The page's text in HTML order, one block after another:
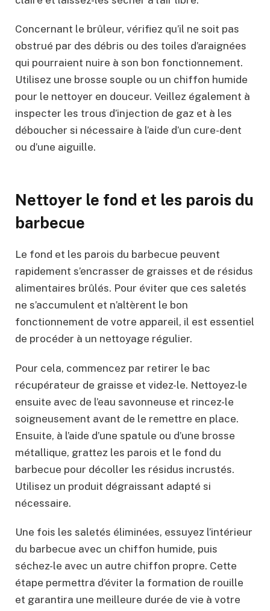
Concernant le brûleur, vérifiez qu’il ne soit pas
obstrué par des débris ou des toiles d’araignées
qui pourraient nuire à son bon fonctionnement.
Utilisez une brosse souple ou un chiffon humide
pour le nettoyer en douceur. Veillez également à
inspecter les trous d’injection de gaz et à les
déboucher si nécessaire à l’aide d’un cure-dent
ou d’une aiguille.
Nettoyer le fond et les parois du
barbecue
Le fond et les parois du barbecue peuvent
rapidement s’encrasser de graisses et de résidus
alimentaires brûlés. Pour éviter que ces saletés
ne s’accumulent et n’altèrent le bon
fonctionnement de votre appareil, il est essentiel
de procéder à un nettoyage régulier.
Pour cela, commencez par retirer le bac
récupérateur de graisse et videz-le. Nettoyez-le
ensuite avec de l’eau savonneuse et rincez-le
soigneusement avant de le remettre en place.
Ensuite, à l’aide d’une spatule ou d’une brosse
métallique, grattez les parois et le fond du
barbecue pour décoller les résidus incrustés.
Utilisez un produit dégraissant adapté si
nécessaire.
Une fois les saletés éliminées, essuyez l’intérieur
du barbecue avec un chiffon humide, puis
séchez-le avec un autre chiffon propre. Cette
étape permettra d’éviter la formation de rouille
et garantira une meilleure durée de vie à votre